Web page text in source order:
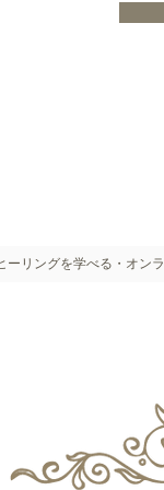
リングを学べる・オン